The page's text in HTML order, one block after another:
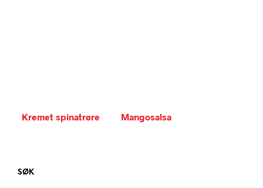
Kremet spinatrøre Mangosalsa
SØK